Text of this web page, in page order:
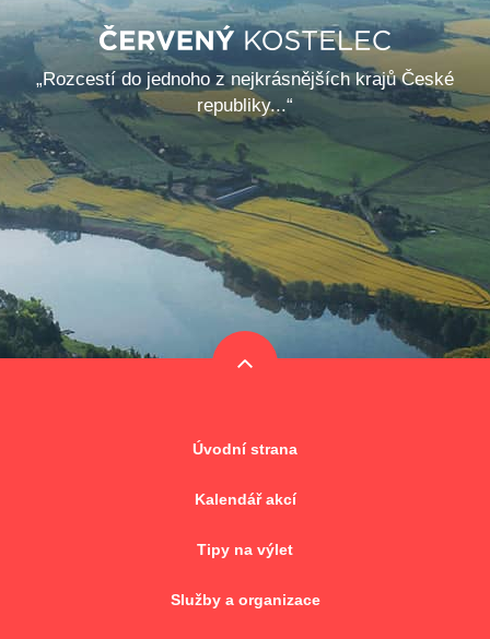
„Rozcestí do jednoho z nejkrásnějších krajů České
republiky...“
Úvodní strana
Kalendář akcí
Tipy na výlet
Služby a organizace